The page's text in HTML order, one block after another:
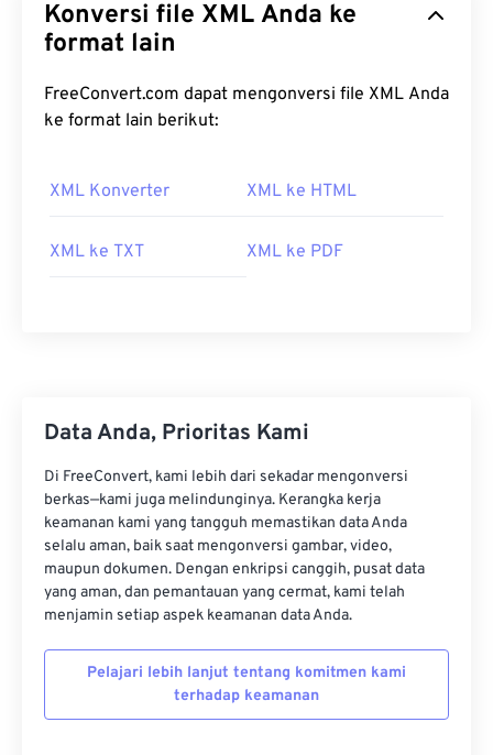
Konversi file XML Anda ke
format lain
FreeConvert.com dapat mengonversi file XML Anda
ke format lain berikut:
XML Konverter XML ke HTML
XML ke TXT XML ke PDF
Data Anda, Prioritas Kami
Di FreeConvert, kami lebih dari sekadar mengonversi
berkas—kami juga melindunginya. Kerangka kerja
keamanan kami yang tangguh memastikan data Anda
selalu aman, baik saat mengonversi gambar, video,
maupun dokumen. Dengan enkripsi canggih, pusat data
yang aman, dan pemantauan yang cermat, kami telah
menjamin setiap aspek keamanan data Anda.
Pelajari lebih lanjut tentang komitmen kami
terhadap keamanan